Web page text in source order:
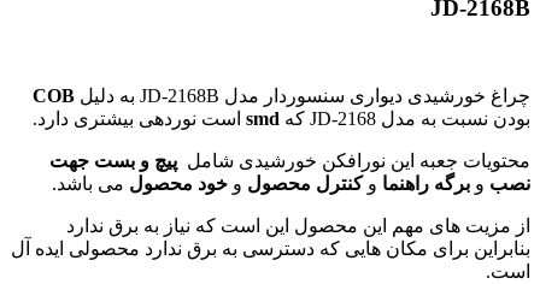
JD-2168B
چراغ خورشیدی دیواری سنسوردار مدل JD-2168B به دلیل
COB
بودن نسبت به مدل JD-2168 که
smd است نوردهی بیشتری دارد.
محتویات جعبه این نورافکن خورشیدی شامل پیچ و بست جهت
نصب و برگه راهنما وکنترل محصول و خود محصول می باشد.
از مزیت های مهم این محصول این است که نیاز به برق ندارد
بنابراین برای مکان هایی که دسترسی به برق ندارد محصولی ایده آل
است.